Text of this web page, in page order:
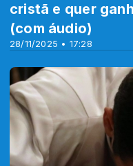
28/11/2025 • 17:28
cristã e quer
(com áudio)